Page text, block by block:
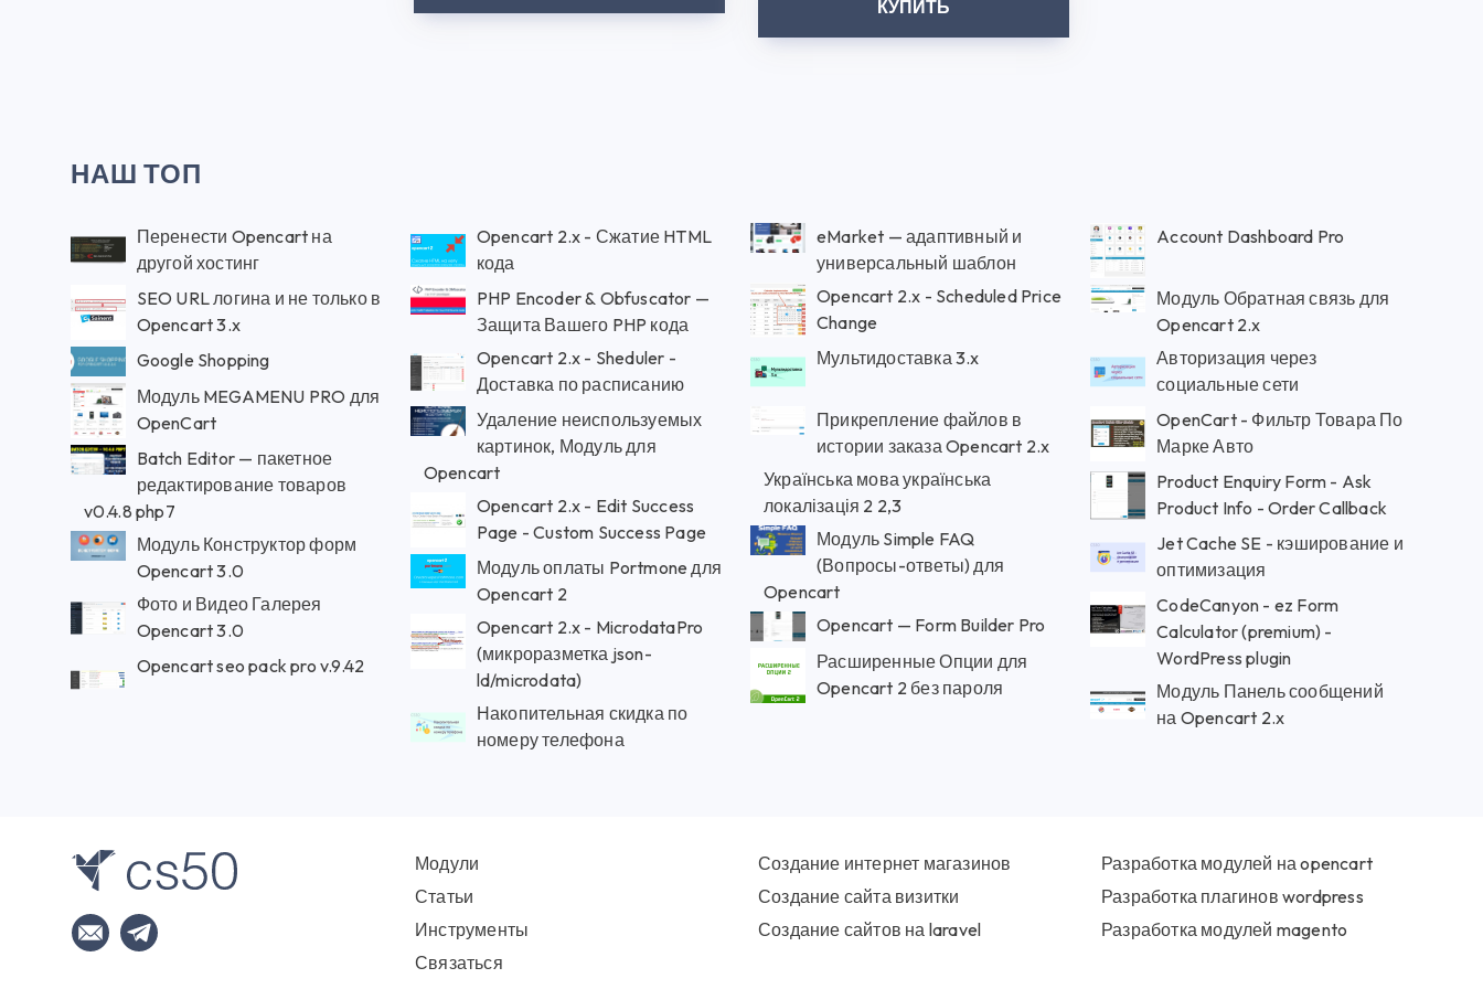
КУПИТЬ
НАШ ТОП
Перенести Opencart на
другой хостинг
SEO URL логина и не только в
Opencart 3.x
Google Shopping
Модуль MEGAMENU PRO для
OpenCart
Batch Editor — пакетное
редактирование товаров
v0.4.8 php7
Модуль Конструктор форм
Opencart 3.0
Фото и Видео Галерея
Opencart 3.0
Opencart seo pack pro v.9.42
Opencart 2.x - Сжатие HTML
кода
PHP Encoder & Obfuscator —
Защита Вашего PHP кода
Opencart 2.x - Sheduler -
Доставка по расписанию
Удаление неиспользуемых
картинок, Модуль для
Opencart
Opencart 2.x - Edit Success
Page - Custom Success Page
Модуль оплаты Portmone для
Opencart 2
Opencart 2.x - MicrodataPro
(микроразметка json-
ld/microdata)
Накопительная скидка по
номеру телефона
eMarket — адаптивный и
универсальный шаблон
Opencart 2.x - Scheduled Price
Change
Мультидоставка 3.x
Прикрепление файлов в
истории заказа Opencart 2.x
Українська мова українська
локалізація 2 2,3
Модуль Simple FAQ
(Вопросы-ответы) для
Opencart
Opencart — Form Builder Pro
Расширенные Опции для
Opencart 2 без пароля
Account Dashboard Pro
Модуль Обратная связь для
Opencart 2.x
Авторизация через
социальные сети
OpenCart - Фильтр Товара По
Марке Авто
Product Enquiry Form - Ask
Product Info - Order Callback
Jet Cache SE - кэширование и
оптимизация
CodeCanyon - ez Form
Calculator (premium) -
WordPress plugin
Модуль Панель сообщений
на Opencart 2.x
Модули
Статьи
Инструменты
Связаться
Создание интернет магазинов
Создание сайта визитки
Создание сайтов на laravel
Разработка модулей на opencart
Разработка плагинов wordpress
Разработка модулей magento